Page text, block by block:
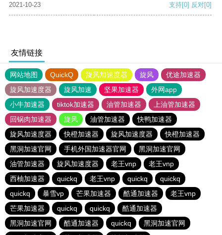
2021-10-23 支持[0] 反对[0]
友情链接
网站地图 QuickQ 旋风加速度器 旋风
优途加速器
旋风加速度器
旋风加速 坚果加速器
外网app
小牛加速器
tiktok加速器 油管加速器
上油管加速器
回锅肉加速器
旋风 油管加速器
快鸭加速器
旋风加速度器
快橙加速器 旋风加速度器
快橙加速器
黑洞加速官网
手机外国加速器官网
黑洞加速官网
油管加速器
旋风加速度器 老王vnp
老王vnp
西柚加速器
quickq 老王vnp quickq
quickq
quickq
暴雪vp 芒果加速器 酷通加速器
老王vnp
芒果加速器
quickq quickq
酷通加速器
黑洞加速官网
酷通加速器 quickq
黑洞加速官网